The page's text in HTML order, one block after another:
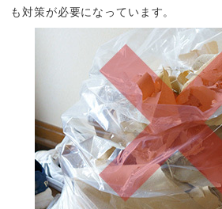
も対策が必要になっています。